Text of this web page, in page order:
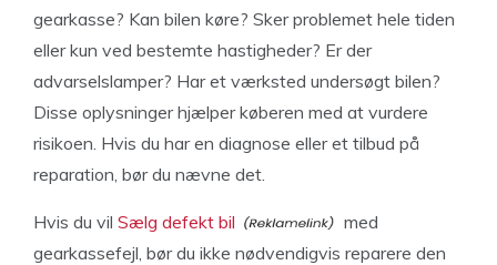
gearkasse? Kan bilen køre? Sker problemet hele tiden
eller kun ved bestemte hastigheder? Er der
advarselslamper? Har et værksted undersøgt bilen?
Disse oplysninger hjælper køberen med at vurdere
risikoen. Hvis du har en diagnose eller et tilbud på
reparation, bør du nævne det.
Hvis du vil Sælg defekt bil
med
gearkassefejl, bør du ikke nødvendigvis reparere den